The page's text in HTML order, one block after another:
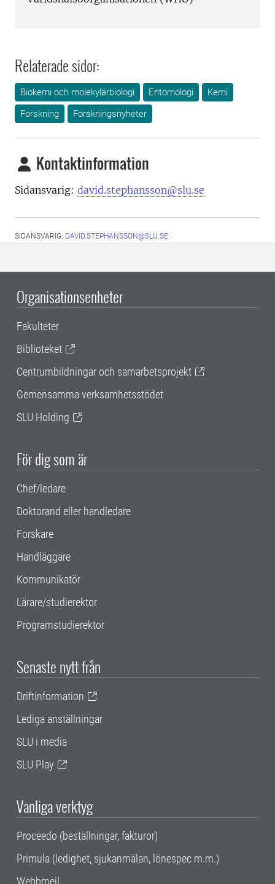
Relaterade sidor:
Biokemi och molekylärbiologi Entomologi
Kemi
Forskning
Forskningsnyheter
Kontaktinformation
Sidansvarig: david.stephansson@slu.se
SIDANSVARIG: DAVID.STEPHANSSON@SLU.SE
Organisationsenheter
Fakulteter
Biblioteket
Centrumbildningar och samarbetsprojekt
Gemensamma verksamhetsstödet
SLU Holding
För dig som är
Chef/ledare
Doktorand eller handledare
Forskare
Handläggare
Kommunikatör
Lärare/studierektor
Programstudierektor
Senaste nytt från
Driftinformation
Lediga anställningar
SLU i media
SLU Play
Vanliga verktyg
Proceedo (beställningar, fakturor)
Primula (ledighet, sjukanmälan, lönespec m.m.)
Webbmejl